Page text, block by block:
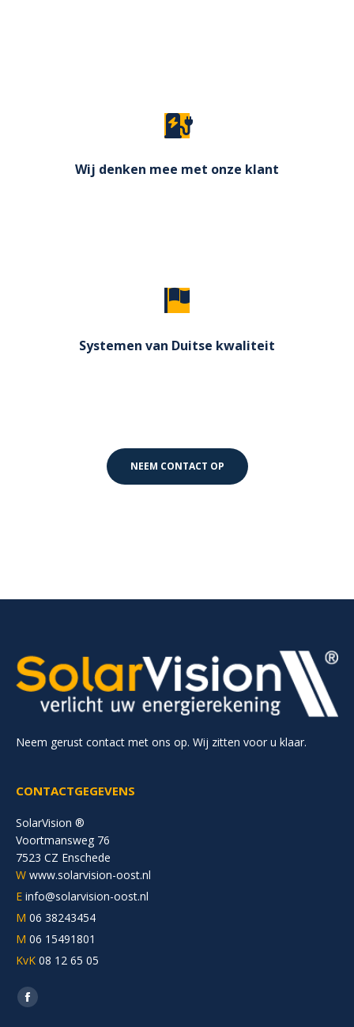
Wij denken mee met onze klant
Systemen van Duitse kwaliteit
NEEM CONTACT OP
Neem gerust contact met ons op. Wij zitten voor u klaar.
CONTACTGEGEVENS
SolarVision ®
Voortmansweg 76
7523 CZ Enschede
W www.solarvision-oost.nl
E info@solarvision-oost.nl
M 06 38243454
M 06 15491801
KvK 08 12 65 05
Vind ons op:
Facebook